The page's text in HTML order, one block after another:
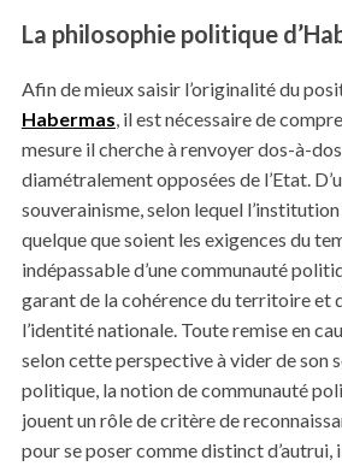
La philosophie politique
Afin de mieux saisir l’originalité du
Habermas , il est nécessaire de
mesure il cherche à renvoyer dos-à-
diamétralement opposées de l’Etat.
souverainisme, selon lequel
quelque que soient les exigences du
indépassable d’une communauté
garant de la cohérence du territoire et
l’identité nationale. Toute remise en
selon cette perspective à vider de son
politique, la notion de communauté
jouent un rôle de critère de
pour se poser comme distinct d’autrui,